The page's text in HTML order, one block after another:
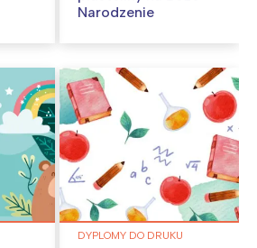
Narodzenie
DYPLOMY DO DRUKU